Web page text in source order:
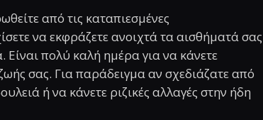
από τις καταπιεσμένες
να εκφράζετε ανοιχτά τα αισθήματά σας
Είναι πολύ καλή ημέρα για να κάνετε
σας. Για παράδειγμα αν σχεδιάζατε από
ή να κάνετε ριζικές αλλαγές στην ήδη